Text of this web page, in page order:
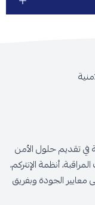
تقديم حلول الأمن
أنظمة الإنتركم،
الجودة وبفريق